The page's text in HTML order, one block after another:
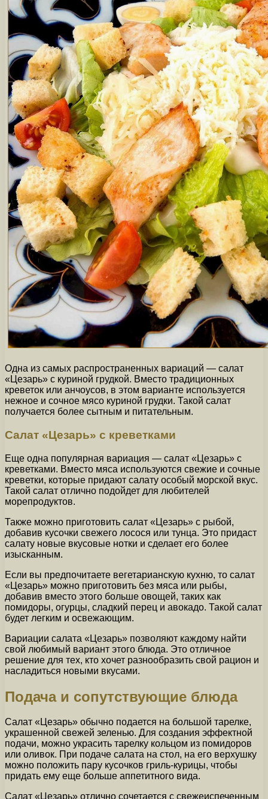
Одна из самых распространенных вариаций — салат
«Цезарь» с куриной грудкой. Вместо традиционных
креветок или анчоусов, в этом варианте используется
нежное и сочное мясо куриной грудки. Такой салат
получается более сытным и питательным.
Салат «Цезарь» с креветками
Еще одна популярная вариация — салат «Цезарь» с
креветками. Вместо мяса используются свежие и сочные
креветки, которые придают салату особый морской вкус.
Такой салат отлично подойдет для любителей
морепродуктов.
Также можно приготовить салат «Цезарь» с рыбой,
добавив кусочки свежего лосося или тунца. Это придаст
салату новые вкусовые нотки и сделает его более
изысканным.
Если вы предпочитаете вегетарианскую кухню, то салат
«Цезарь» можно приготовить без мяса или рыбы,
добавив вместо этого больше овощей, таких как
помидоры, огурцы, сладкий перец и авокадо. Такой салат
будет легким и освежающим.
Вариации салата «Цезарь» позволяют каждому найти
свой любимый вариант этого блюда. Это отличное
решение для тех, кто хочет разнообразить свой рацион и
насладиться новыми вкусами.
Подача и сопутствующие блюда
Салат «Цезарь» обычно подается на большой тарелке,
украшенной свежей зеленью. Для создания эффектной
подачи, можно украсить тарелку кольцом из помидоров
или оливок. При подаче салата на стол, на его верхушку
можно положить пару кусочков гриль-курицы, чтобы
придать ему еще больше аппетитного вида.
Салат «Цезарь» отлично сочетается с свежеиспеченным